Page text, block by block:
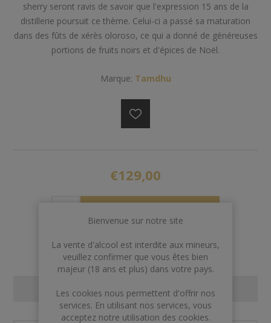
sherry seront ravis de savoir que l'expression 15 ans de la
distillerie poursuit ce thème. Celui-ci a passé sa maturation
dans des fûts de xérès oloroso, ce qui a donné de généreuses
portions de fruits noirs et d'épices de Noël.
Marque: Tamdhu
€129,00
CONTACT US
Bienvenue sur notre site
La vente d'alcool est interdite aux mineurs,
veuillez confirmer que vous êtes bien
majeur (18 ans et plus) dans votre pays.
Les cookies nous permettent d'offrir nos
services. En utilisant nos services, vous
acceptez notre utilisation des cookies.